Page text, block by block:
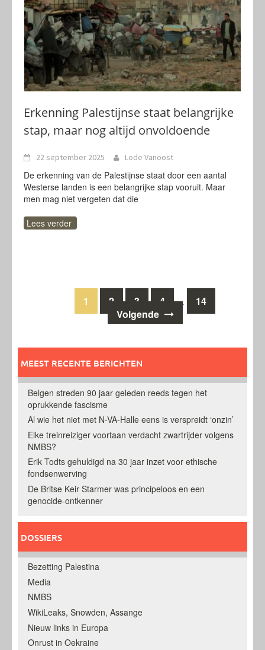
Erkenning Palestijnse staat belangrijke
stap, maar nog altijd onvoldoende
22 september 2025 Lode Vanoost
De erkenning van de Palestijnse staat door een aantal
Westerse landen is een belangrijke stap vooruit. Maar
men mag niet vergeten dat die
Lees verder
Berichten
1 2 3 4 …
14
Volgende
MEEST RECENTE BERICHTEN
Belgen streden 90 jaar geleden reeds tegen het
oprukkende fascisme
Al wie het niet met N-VA-Halle eens is verspreidt ‘onzin’
Elke treinreiziger voortaan verdacht zwartrijder volgens
NMBS?
Erik Todts gehuldigd na 30 jaar inzet voor ethische
fondsenwerving
De Britse Keir Starmer was principeloos en een
genocide-ontkenner
DOSSIERS
Bezetting Palestina
Media
NMBS
WikiLeaks, Snowden, Assange
Nieuw links in Europa
Onrust in Oekraine